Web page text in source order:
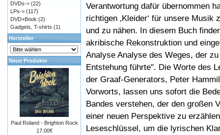
Verantwortung dafür übernommen
richtigen ‚Kleider‘ für unsere Musik
und zu nähen. In diesem Buch
akribische Rekonstruktion und
Analyse Analyse des Weges, der
Entstehung führte". Die Worte des
der Graaf-Generators, Peter
Vorworts, lassen uns sofort die
Bandes verstehen, der den großen
einer neuen Perspektive zu
Leseschlüssel, um die lyrischen
DVDs-> (22)
LPs-> (117)
DVD+Book (2)
Gadgets, T-shirts (1)
Hersteller
Neue Produkte
Paul Roland - Brighton Rock
17.00€